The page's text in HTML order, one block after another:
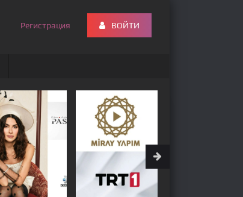
Регистрация ВОЙТИ